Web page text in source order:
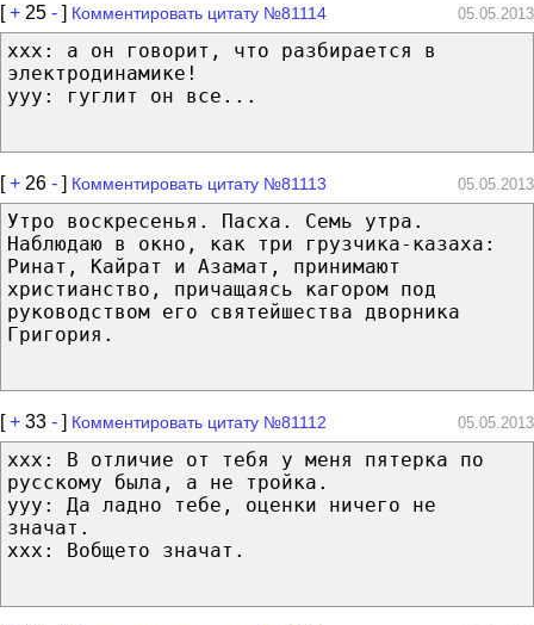
[+ 25 - ] Комментировать цитату №81114 05.05.2013
ххх: а он говорит, что разбирается в
электродинамике!
ууу: гуглит он все...
[+ 26 - ] Комментировать цитату №81113 05.05.2013
Утро воскресенья. Пасха. Семь утра.
Наблюдаю в окно, как три грузчика-казаха:
Ринат, Кайрат и Азамат, принимают
христианство, причащаясь кагором под
руководством его святейшества дворника
Григория.
[+ 33 - ] Комментировать цитату №81112 05.05.2013
xxx: В отличие от тебя у меня пятерка по
русскому была, а не тройка.
yyy: Да ладно тебе, оценки ничего не
значат.
xxx: Вобщето значат.